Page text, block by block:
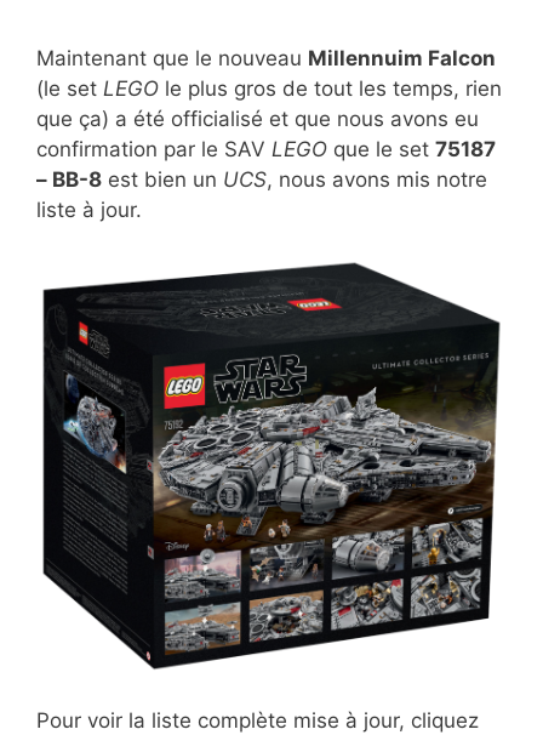
Maintenant que le nouveau Millennuim Falcon
(le set LEGO le plus gros de tout les temps, rien
que ça) a été officialisé et que nous avons eu
confirmation par le SAV LEGO que le set 75187
– BB-8 est bien un UCS, nous avons mis notre
liste à jour.
Pour voir la liste complète mise à jour, cliquez